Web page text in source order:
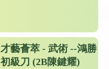
才藝薈萃 - 武術 --鴻勝
初級刀 (2B陳鍵耀)